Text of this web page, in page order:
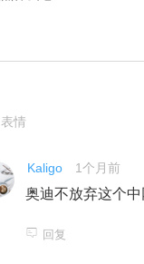
表情
Kaligo 1个月前
奥迪不放弃这个
回复